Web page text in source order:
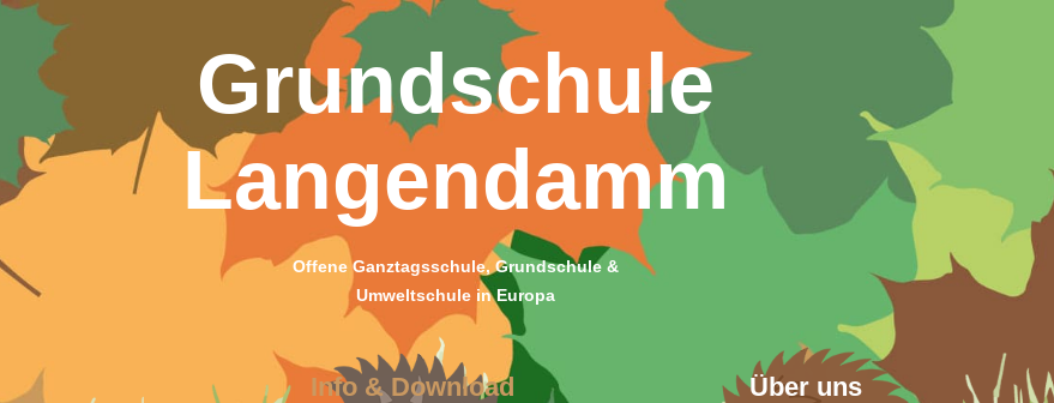
Grundschule
Langendamm
Offene Ganztagsschule, Grundschule &
Umweltschule in Europa
Info & Download Über uns